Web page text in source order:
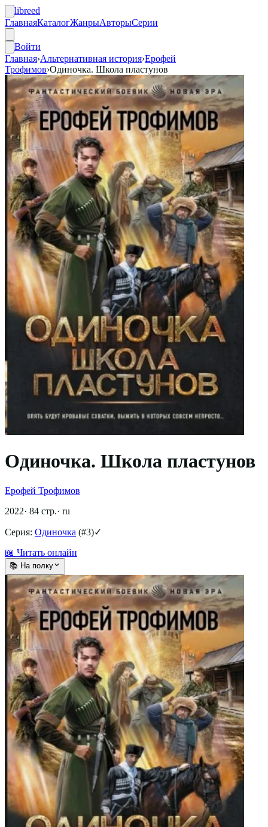
libreed
ГлавнаяКаталогЖанрыАвторыСерии
Войти
Главная›Альтернативная история›Ерофей
Трофимов›Одиночка. Школа пластунов
Одиночка. Школа пластунов
Ерофей Трофимов
2022· 84 стр.· ru
Серия: Одиночка (#3)✓
📖 Читать онлайн
📚 На полку